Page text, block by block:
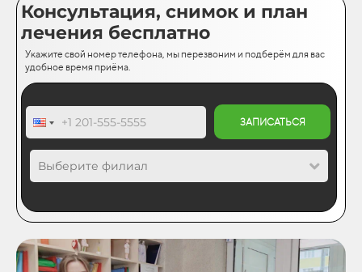
Консультация, снимок и план
лечения бесплатно
Укажите свой номер телефона, мы перезвоним и подберём для вас
удобное время приёма.
ЗАПИСАТЬСЯ
Выберите филиал